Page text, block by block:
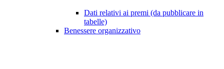
Dati relativi ai premi (da pubblicare in
tabelle)
Benessere organizzativo